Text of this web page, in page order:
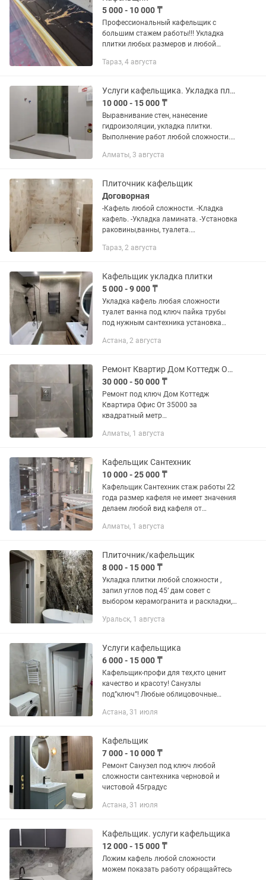
5 000 - 10 000 ₸
Профессиональный кафельщик с
большим стажем работы!!! Укладка
плитки любых размеров и любой
градусов,угловые полочки, конверты и
Тараз, 4 августа
Услуги кафельщика. Укладка плитки
10 000 - 15 000 ₸
Выравнивание стен, нанесение
гидроизоляции, укладка плитки.
Выполнение работ любой сложности.
углом 45. Гидроизоляция стен и полов
Алматы, 3 августа
Плиточник кафельщик
Договорная
-Кафель любой сложности. -Кладка
кафель. -Укладка ламината. -Установка
раковины,ванны, туалета.
Тараз, 2 августа
Кафельщик укладка плитки
5 000 - 9 000 ₸
Укладка кафель любая сложности
туалет ванна под ключ пайка трубы
под нужным сантехника установка
Астана, 2 августа
Ремонт Квартир Дом Коттедж Офис
30 000 - 50 000 ₸
Ремонт под ключ Дом Коттедж
Квартира Офис От 35000 за
квадратный метр
ПРОФИ 💯 ЛЮБОЙ сложности
Алматы, 1 августа
Кафельщик Сантехник
10 000 - 25 000 ₸
Кафельщик Сантехник стаж работы 22
года размер кафеля не имеет значения
делаем любой вид кафеля от
гарантия качества отвечаем
Алматы, 1 августа
Плиточник/кафельщик
8 000 - 15 000 ₸
Укладка плитки любой сложности ,
запил углов под 45’ дам совет с
выбором керамогранита и раскладки,
воtsа’р есть инстаграм с портфолио.
Уральск, 1 августа
Услуги кафельщика
6 000 - 15 000 ₸
Кафельщик-профи для тех,кто ценит
качество и красоту! Санузлы
под”ключ”! Любые облицовочные
Работаю один! Посредников прошу не
Астана, 31 июля
Кафельщик
7 000 - 10 000 ₸
Ремонт Санузел под ключ любой
сложности сантехника черновой и
чистовой 45градус
Астана, 31 июля
Кафельщик. услуги кафельщика
12 000 - 15 000 ₸
Ложим кафель любой сложности
можем показать работу обращайтесь